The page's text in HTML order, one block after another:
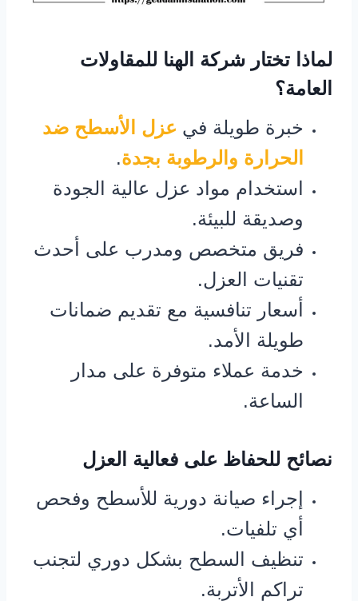
لماذا تختار شركة الهنا للمقاولات
العامة؟
خبرة طويلة في عزل الأسطح ضد
الحرارة والرطوبة بجدة.
استخدام مواد عزل عالية الجودة
وصديقة للبيئة.
فريق متخصص ومدرب على أحدث
تقنيات العزل.
أسعار تنافسية مع تقديم ضمانات
طويلة الأمد.
خدمة عملاء متوفرة على مدار
الساعة.
نصائح للحفاظ على فعالية العزل
إجراء صيانة دورية للأسطح وفحص
أي تلفيات.
تنظيف السطح بشكل دوري لتجنب
تراكم الأتربة.